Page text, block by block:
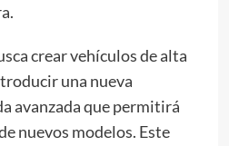
crear vehículos de alta
una nueva
avanzada que permitirá
nuevos modelos. Este